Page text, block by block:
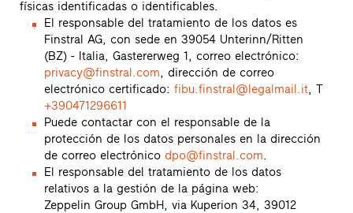
físicas identificadas o identificables.
El responsable del tratamiento de los datos es
Finstral AG, con sede en 39054 Unterinn/Ritten
(BZ) - Italia, Gastererweg 1, correo electrónico:
privacy@finstral.com, dirección de correo
electrónico certificado: fibu.finstral@legalmail.it, T
+390471296611
Puede contactar con el responsable de la
protección de los datos personales en la dirección
de correo electrónico dpo@finstral.com.
El responsable del tratamiento de los datos
relativos a la gestión de la página web:
Zeppelin Group GmbH, via Kuperion 34, 39012